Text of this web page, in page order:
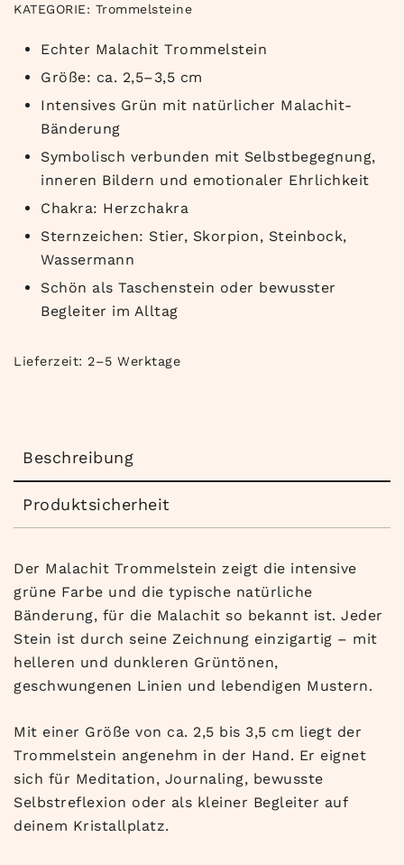
KATEGORIE: Trommelsteine
Echter Malachit Trommelstein
Größe: ca. 2,5–3,5 cm
Intensives Grün mit natürlicher Malachit-
Bänderung
Symbolisch verbunden mit Selbstbegegnung,
inneren Bildern und emotionaler Ehrlichkeit
Chakra: Herzchakra
Sternzeichen: Stier, Skorpion, Steinbock,
Wassermann
Schön als Taschenstein oder bewusster
Begleiter im Alltag
Lieferzeit: 2–5 Werktage
Beschreibung
Produktsicherheit
Der Malachit Trommelstein zeigt die intensive
grüne Farbe und die typische natürliche
Bänderung, für die Malachit so bekannt ist. Jeder
Stein ist durch seine Zeichnung einzigartig – mit
helleren und dunkleren Grüntönen,
geschwungenen Linien und lebendigen Mustern.
Mit einer Größe von ca. 2,5 bis 3,5 cm liegt der
Trommelstein angenehm in der Hand. Er eignet
sich für Meditation, Journaling, bewusste
Selbstreflexion oder als kleiner Begleiter auf
deinem Kristallplatz.